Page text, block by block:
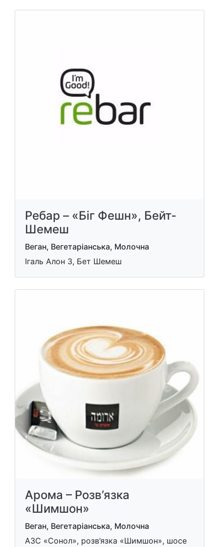
Ребар – «Біг Фешн», Бейт-
Шемеш
Веган, Вегетаріанська, Молочна
Ігаль Алон 3, Бет Шемеш
Арома – Розв’язка
«Шимшон»
Веган, Вегетаріанська, Молочна
АЗС «Сонол», розв’язка «Шимшон», шосе